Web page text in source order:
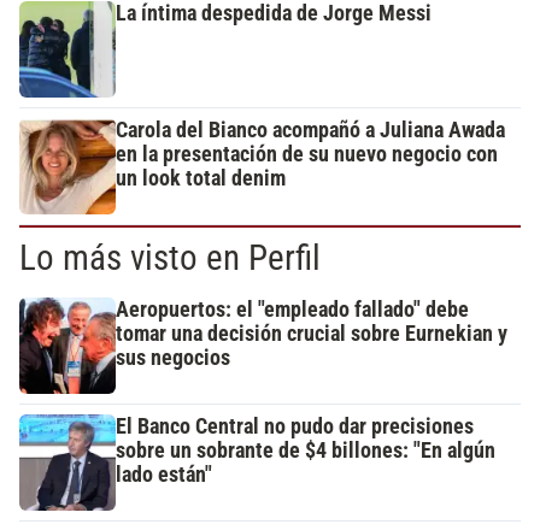
La íntima despedida de Jorge Messi
Carola del Bianco acompañó a Juliana Awada
en la presentación de su nuevo negocio con
un look total denim
Lo más visto en Perfil
Aeropuertos: el "empleado fallado" debe
tomar una decisión crucial sobre Eurnekian y
sus negocios
El Banco Central no pudo dar precisiones
sobre un sobrante de $4 billones: "En algún
lado están"